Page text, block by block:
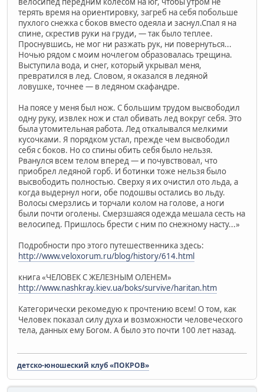
терять время на ориентировку, загреб на себя побольше
пухлого снежка с боков вместо одеяла и заснул.Спал я на
спине, скрестив руки на груди, — так было теплее.
Проснувшись, не мог ни разжать рук, ни повернуться...
Ночью рядом с моим ночлегом образовалась трещина.
Выступила вода, и снег, который укрывал меня,
превратился в лед. Словом, я оказался в ледяной
ловушке, точнее — в ледяном скафандре.
На поясе у меня был нож. С большим трудом высвободил
одну руку, извлек нож и стал обивать лед вокруг себя. Это
была утомительная работа. Лед откалывался мелкими
кусочками. Я порядком устал, прежде чем высвободил
себя с боков. Но со спины обить себя было нельзя.
Рванулся всем телом вперед — и почувствовал, что
приобрел ледяной горб. И ботинки тоже нельзя было
высвободить полностью. Сверху я их очистил ото льда, а
когда выдернул ноги, обе подошвы остались во льду.
Волосы смерзлись и торчали колом на голове, а ноги
были почти оголены. Смерзшаяся одежда мешала сесть на
велосипед. Пришлось брести с ним по снежному насту...»
Подробности про этого путешественника здесь:
http://www.veloxorum.ru/blog/history/614.html
книга «ЧЕЛОВЕК С ЖЕЛЕЗНЫМ ОЛЕНЕМ»
http://www.nashkray.kiev.ua/boks/survive/haritan.htm
Категорически рекомедую к прочтению всем! О том, как
Человек показал силу духа и возможности человеческого
тела, данных ему Богом. А было это почти 100 лет назад.
детско-юношеский клуб «ПОКРОВ»